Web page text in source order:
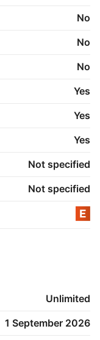
No
No
No
Yes
Yes
Yes
Not specified
Not specified
Unlimited
1 September 2026